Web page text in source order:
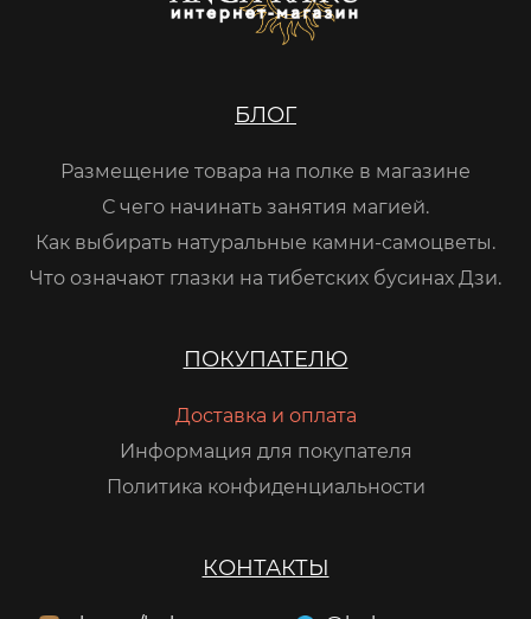
БЛОГ
Размещение товара на полке в магазине
С чего начинать занятия магией.
Как выбирать натуральные камни-самоцветы.
Что означают глазки на тибетских бусинах Дзи.
ПОКУПАТЕЛЮ
Доставка и оплата
Информация для покупателя
Политика конфиденциальности
КОНТАКТЫ